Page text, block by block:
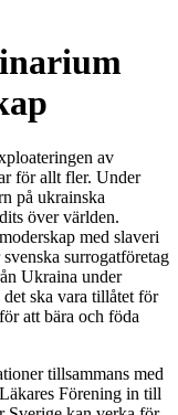
av
för allt fler. Under
på ukrainska
över världen.
med slaveri
surrogatföretag
Ukraina under
ska vara tillåtet för
att bära och föda
tillsammans med
Förening in till